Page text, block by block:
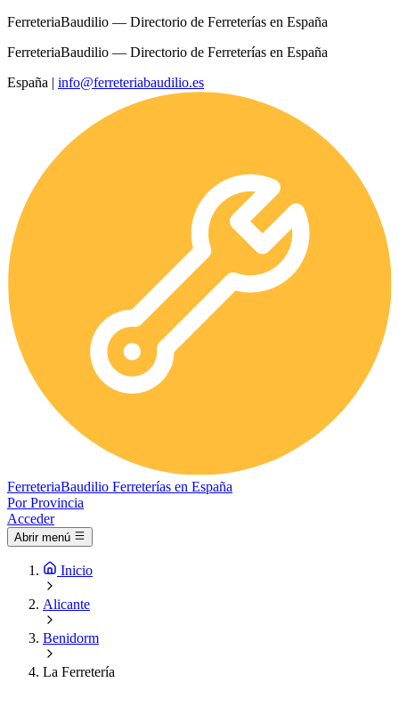
FerreteriaBaudilio — Directorio de Ferreterías en España
FerreteriaBaudilio — Directorio de Ferreterías en España
España | info@ferreteriabaudilio.es
FerreteriaBaudilio Ferreterías en España
Por Provincia
Acceder
Abrir menú
Inicio
Alicante
Benidorm
La Ferretería